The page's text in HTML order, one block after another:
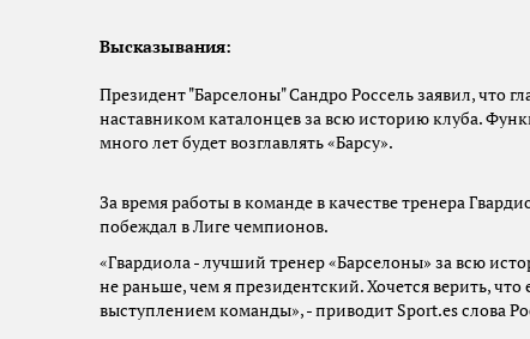
Высказывания:
Президент "Барселоны" Сандро Россель заявил, что
наставником каталонцев за всю историю клуба.
много лет будет возглавлять «Барсу».
За время работы в команде в качестве тренера
побеждал в Лиге чемпионов.
«Гвардиола - лучший тренер «Барселоны» за всю
не раньше, чем я президентский. Хочется верить,
выступлением команды», - приводит Sport.es слова